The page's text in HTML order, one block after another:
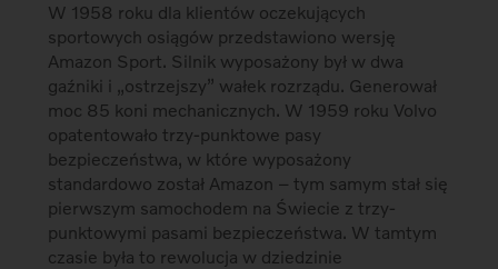
W 1958 roku dla klientów oczekujących
sportowych osiągów przedstawiono wersję
Amazon Sport. Silnik wyposażony był w dwa
gaźniki i „ostrzejszy” wałek rozrządu. Generował
moc 85 koni mechanicznych. W 1959 roku Volvo
opatentowało trzy-punktowe pasy
bezpieczeństwa, w które wyposażony
standardowo został Amazon – tym samym stał się
pierwszym samochodem na Świecie z trzy-
punktowymi pasami bezpieczeństwa. W tamtym
czasie była to rewolucja w dziedzinie